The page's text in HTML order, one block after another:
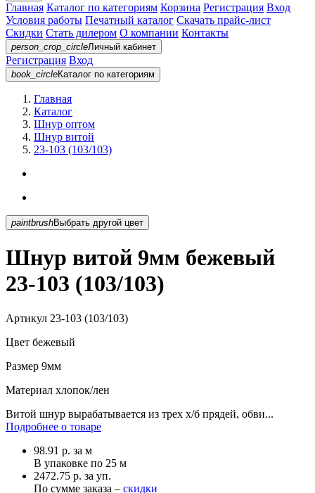
Главная Каталог по категориям Корзина Регистрация Вход
Условия работы Печатный каталог Скачать прайс-лист
Скидки Стать дилером О компании Контакты
person_crop_circleЛичный кабинет
Регистрация Вход
book_circleКаталог по категориям
Главная
Каталог
Шнур оптом
Шнур витой
23-103 (103/103)
paintbrush Выбрать другой цвет
Шнур витой 9мм бежевый
23-103 (103/103)
Артикул 23-103 (103/103)
Цвет бежевый
Размер 9мм
Материал хлопок/лен
Витой шнур вырабатывается из трех х/б прядей, обви...
Подробнее о товаре
98.91 р. за м
В упаковке по 25 м
2472.75 р. за уп.
По сумме заказа – скидки